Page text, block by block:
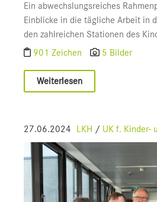
Ein abwechslungsreiches
Einblicke in die tägliche Arbeit in
den zahlreichen Stationen des
901 Zeichen
5 Bilder
Weiterlesen
27.06.2024 LKH / UK f. Kinder-